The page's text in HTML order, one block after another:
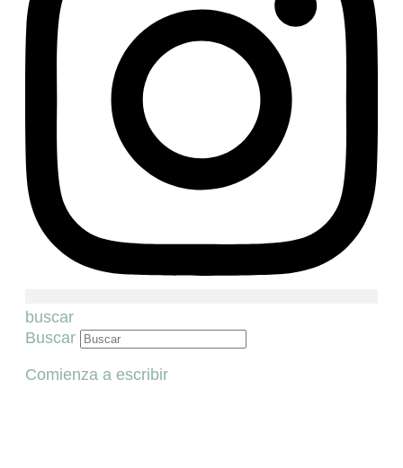
buscar
Buscar
Comienza a escribir